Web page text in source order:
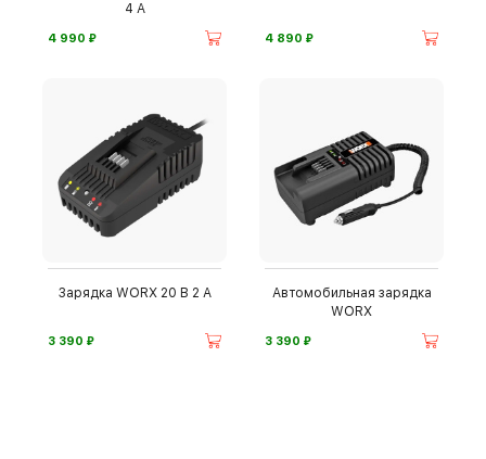
4 А
4 990 ⃏ 4 890 ⃏
Зарядка WORX 20 В 2 А
3 390 ⃏
Автомобильная зарядка
WORX
3 390 ⃏